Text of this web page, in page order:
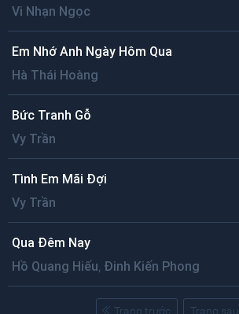
Vi Nhạn Ngọc
Em Nhớ Anh Ngày Hôm Qua
Hà Thái Hoàng
Bức Tranh Gỗ
Vy Trần
Tình Em Mãi Đợi
Vy Trần
Qua Đêm Nay
Hồ Quang Hiếu, Đinh Kiến Phong
Trang trước Trang sau